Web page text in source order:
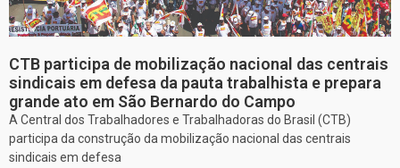
CTB participa de mobilização nacional das centrais
sindicais em defesa da pauta trabalhista e prepara
grande ato em São Bernardo do Campo
A Central dos Trabalhadores e Trabalhadoras do Brasil (CTB)
participa da construção da mobilização nacional das centrais
sindicais em defesa